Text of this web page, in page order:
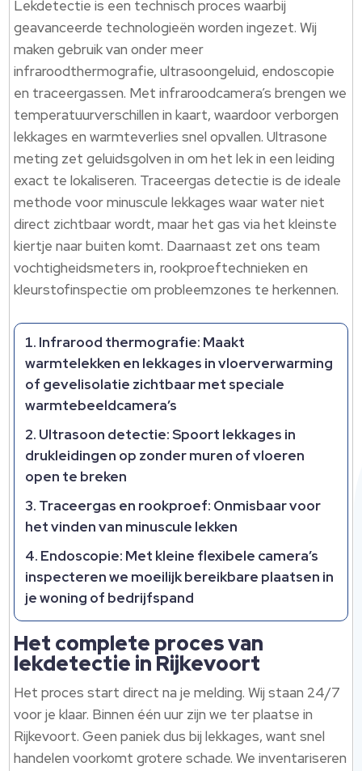
Lekdetectie is een technisch proces waarbij
geavanceerde technologieën worden ingezet.​ Wij
maken gebruik van onder meer
infraroodthermografie, ultrasoongeluid, endoscopie
en traceergassen.​ Met infraroodcamera’s brengen we
temperatuurverschillen in kaart, waardoor verborgen
lekkages en warmteverlies snel opvallen.​ Ultrasone
meting zet geluidsgolven in om het lek in een leiding
exact te lokaliseren.​ Traceergas detectie is de ideale
methode voor minuscule lekkages waar water niet
direct zichtbaar wordt, maar het gas via het kleinste
kiertje naar buiten komt.​ Daarnaast zet ons team
vochtigheidsmeters in, rookproeftechnieken en
kleurstofinspectie om probleemzones te herkennen.​
Infrarood thermografie: Maakt
warmtelekken en lekkages in vloerverwarming
of gevelisolatie zichtbaar met speciale
warmtebeeldcamera’s
Ultrasoon detectie: Spoort lekkages in
drukleidingen op zonder muren of vloeren
open te breken
Traceergas en rookproef: Onmisbaar voor
het vinden van minuscule lekken
Endoscopie: Met kleine flexibele camera’s
inspecteren we moeilijk bereikbare plaatsen in
je woning of bedrijfspand
Het complete proces van
lekdetectie in Rijkevoort
Het proces start direct na je melding.​ Wij staan 24/7
voor je klaar.​ Binnen één uur zijn we ter plaatse in
Rijkevoort.​ Geen paniek dus bij lekkages, want snel
handelen voorkomt grotere schade.​ We inventariseren